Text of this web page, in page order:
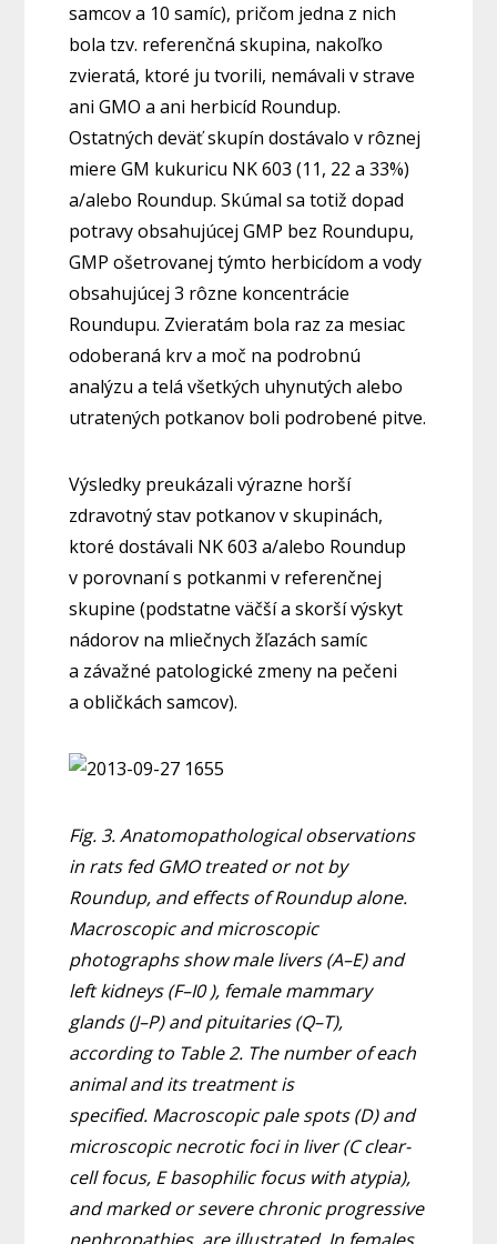
samcov a 10 samíc), pričom jedna z nich
bola tzv. referenčná skupina, nakoľko
zvieratá, ktoré ju tvorili, nemávali v strave
ani GMO a ani herbicíd Roundup.
Ostatných deväť skupín dostávalo v rôznej
miere GM kukuricu NK 603 (11, 22 a 33%)
a/alebo Roundup. Skúmal sa totiž dopad
potravy obsahujúcej GMP bez Roundupu,
GMP ošetrovanej týmto herbicídom a vody
obsahujúcej 3 rôzne koncentrácie
Roundupu. Zvieratám bola raz za mesiac
odoberaná krv a moč na podrobnú
analýzu a telá všetkých uhynutých alebo
utratených potkanov boli podrobené pitve.
Výsledky preukázali výrazne horší
zdravotný stav potkanov v skupinách,
ktoré dostávali NK 603 a/alebo Roundup
v porovnaní s potkanmi v referenčnej
skupine (podstatne väčší a skorší výskyt
nádorov na mliečnych žľazách samíc
a závažné patologické zmeny na pečeni
a obličkách samcov).
Fig. 3. Anatomopathological observations
in rats fed GMO treated or not by
Roundup, and effects of Roundup alone.
Macroscopic and microscopic
photographs show male livers (A–E) and
left kidneys (F–I0 ), female mammary
glands (J–P) and pituitaries (Q–T),
according to Table 2. The number of each
animal and its treatment is
specified. Macroscopic pale spots (D) and
microscopic necrotic foci in liver (C clear-
cell focus, E basophilic focus with atypia),
and marked or severe chronic progressive